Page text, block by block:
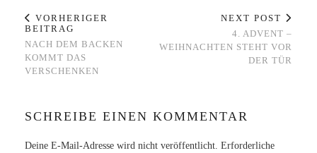
VORHERIGER
BEITRAG
NACH DEM BACKEN
KOMMT DAS
VERSCHENKEN
NEXT POST
4. ADVENT –
WEIHNACHTEN STEHT VOR
DER TÜR
SCHREIBE EINEN KOMMENTAR
Deine E-Mail-Adresse wird nicht veröffentlicht. Erforderliche